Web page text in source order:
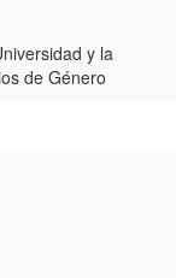
y la
de Género